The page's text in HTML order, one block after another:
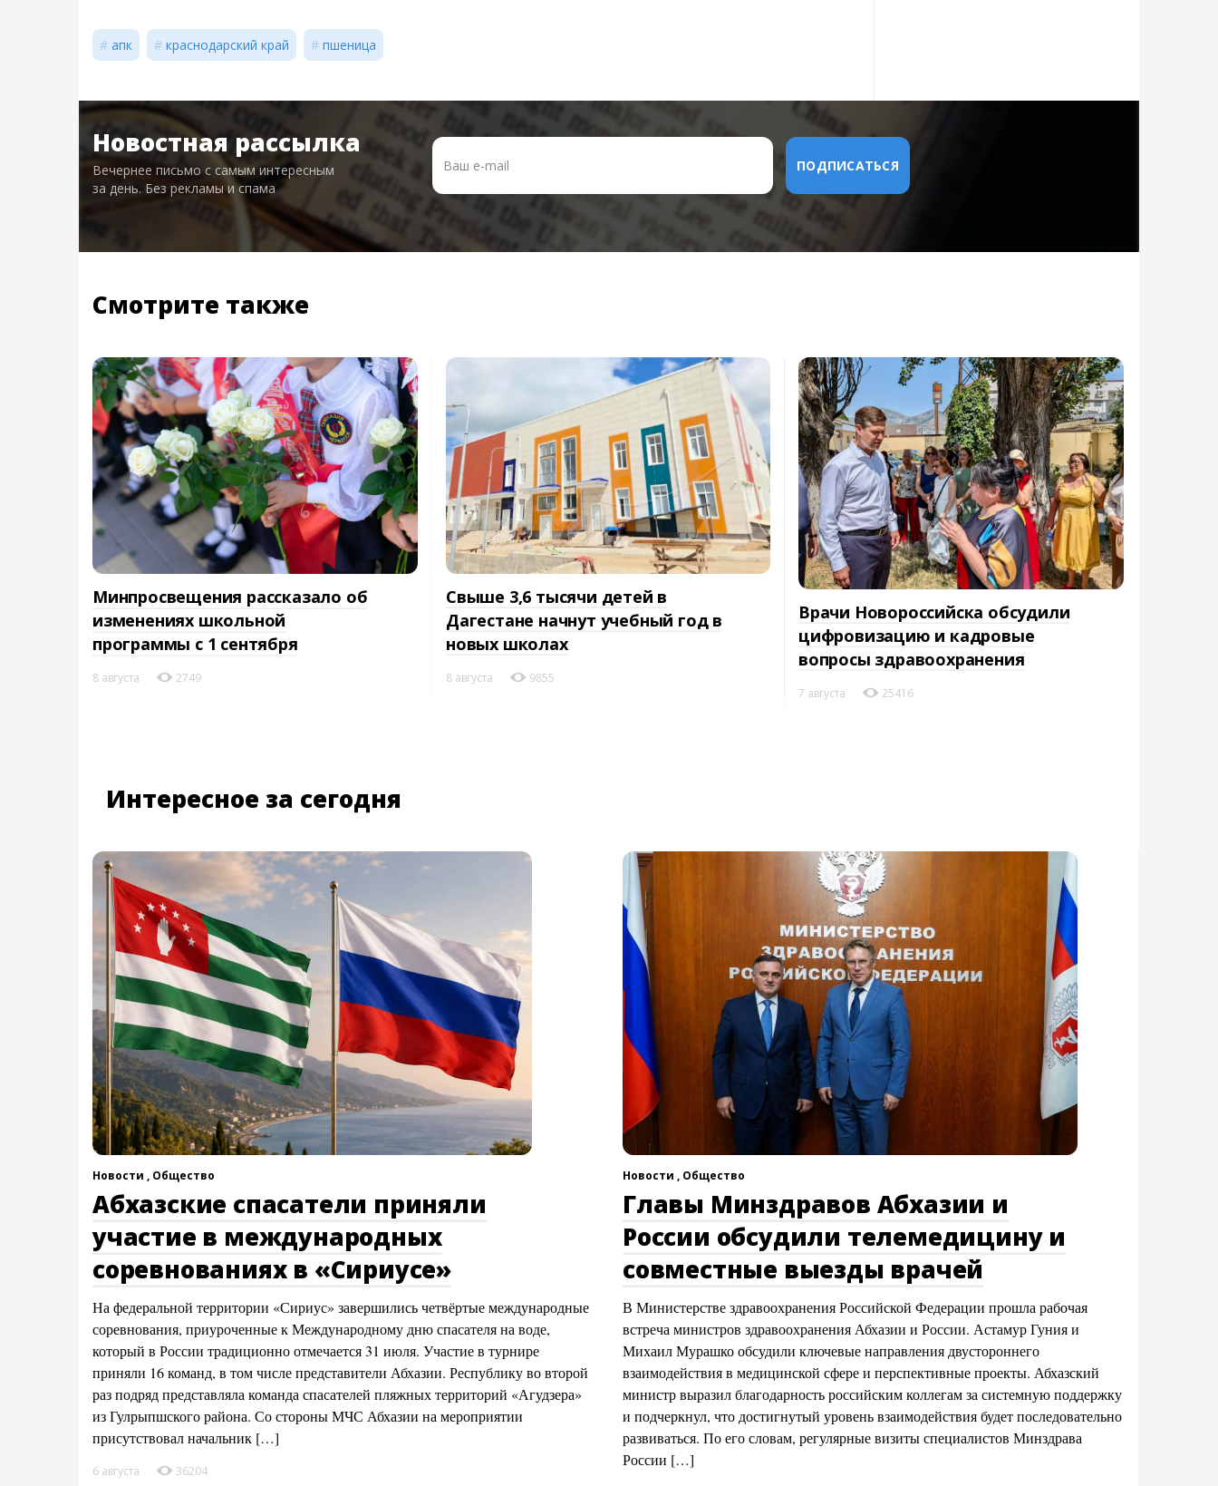
апк краснодарский край пшеница
Новостная рассылка
Вечернее письмо с самым интересным
за день. Без рекламы и спама
Смотрите также
Минпросвещения рассказало об
изменениях школьной
программы с 1 сентября
8 августа 2749
Свыше 3,6 тысячи детей в
Дагестане начнут учебный год в
новых школах
8 августа 9855
Врачи Новороссийска обсудили
цифровизацию и кадровые
вопросы здравоохранения
7 августа 25416
Интересное за сегодня
Новости , Общество
Абхазские спасатели приняли
участие в международных
соревнованиях в «Сириусе»
На федеральной территории «Сириус» завершились четвёртые международные
соревнования, приуроченные к Международному дню спасателя на воде,
который в России традиционно отмечается 31 июля. Участие в турнире
приняли 16 команд, в том числе представители Абхазии. Республику во второй
раз подряд представляла команда спасателей пляжных территорий «Агудзера»
из Гулрыпшского района. Со стороны МЧС Абхазии на мероприятии
присутствовал начальник […]
6 августа 36204
Новости , Общество
Главы Минздравов Абхазии и
России обсудили телемедицину и
совместные выезды врачей
В Министерстве здравоохранения Российской Федерации прошла рабочая
встреча министров здравоохранения Абхазии и России. Астамур Гуния и
Михаил Мурашко обсудили ключевые направления двустороннего
взаимодействия в медицинской сфере и перспективные проекты. Абхазский
министр выразил благодарность российским коллегам за системную поддержку
и подчеркнул, что достигнутый уровень взаимодействия будет последовательно
развиваться. По его словам, регулярные визиты специалистов Минздрава
России […]